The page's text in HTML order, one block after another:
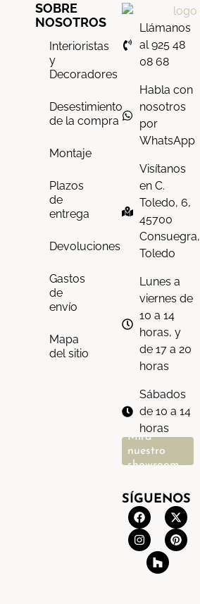
SOBRE
NOSOTROS
Interioristas
y
Decoradores
Desestimiento
de la compra
Montaje
Plazos
de
entrega
Devoluciones
Gastos
de
envío
Mapa
del sitio
Llámanos
al 925 48
08 68
Habla con
nosotros
por
WhatsApp
Visítanos
en C.
Toledo, 6,
45700
Consuegra,
Toledo
Lunes a
viernes de
10 a 14
horas, y
de 17 a 20
horas
Sábados
de 10 a 14
horas
Mira
nuestro
showroom
SÍGUENOS